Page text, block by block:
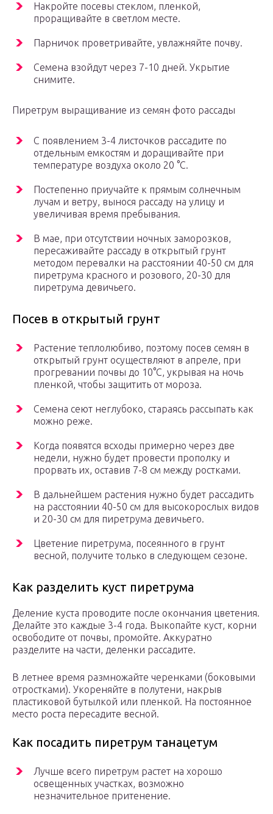
Накройте посевы стеклом, пленкой,
проращивайте в светлом месте.
Парничок проветривайте, увлажняйте почву.
Семена взойдут через 7-10 дней. Укрытие
снимите.
Пиретрум выращивание из семян фото рассады
С появлением 3-4 листочков рассадите по
отдельным емкостям и доращивайте при
температуре воздуха около 20 °C.
Постепенно приучайте к прямым солнечным
лучам и ветру, вынося рассаду на улицу и
увеличивая время пребывания.
В мае, при отсутствии ночных заморозков,
пересаживайте рассаду в открытый грунт
методом перевалки на расстоянии 40-50 см для
пиретрума красного и розового, 20-30 для
пиретрума девичьего.
Посев в открытый грунт
Растение теплолюбиво, поэтому посев семян в
открытый грунт осуществляют в апреле, при
прогревании почвы до 10°С, укрывая на ночь
пленкой, чтобы защитить от мороза.
Семена сеют неглубоко, стараясь рассыпать как
можно реже.
Когда появятся всходы примерно через две
недели, нужно будет провести прополку и
прорвать их, оставив 7-8 см между ростками.
В дальнейшем растения нужно будет рассадить
на расстоянии 40-50 см для высокорослых видов
и 20-30 см для пиретрума девичьего.
Цветение пиретрума, посеянного в грунт
весной, получите только в следующем сезоне.
Как разделить куст пиретрума
Деление куста проводите после окончания цветения.
Делайте это каждые 3-4 года. Выкопайте куст, корни
освободите от почвы, промойте. Аккуратно
разделите на части, деленки рассадите.
В летнее время размножайте черенками (боковыми
отростками). Укореняйте в полутени, накрыв
пластиковой бутылкой или пленкой. На постоянное
место роста пересадите весной.
Как посадить пиретрум танацетум
Лучше всего пиретрум растет на хорошо
освещенных участках, возможно
незначительное притенение.